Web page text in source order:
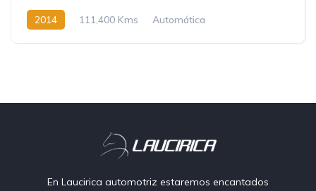
2014 111,400 Kms Automática
En Laucirica automotriz estaremos encantados